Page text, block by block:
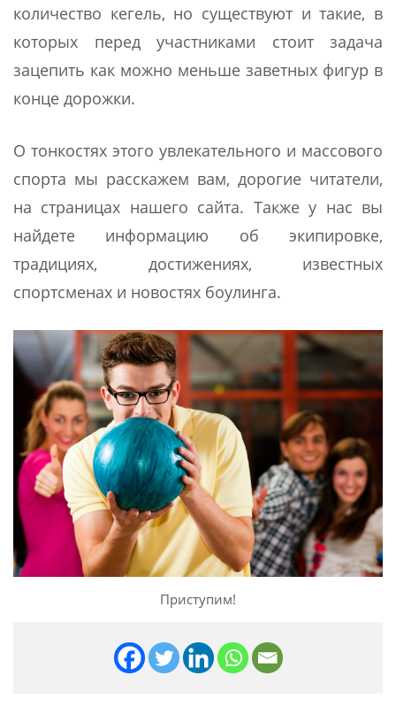
количество кегель, но существуют и такие, в
которых перед участниками стоит задача
зацепить как можно меньше заветных фигур в
конце дорожки.
О тонкостях этого увлекательного и массового
спорта мы расскажем вам, дорогие читатели,
на страницах нашего сайта. Также у нас вы
найдете информацию об экипировке,
традициях, достижениях, известных
спортсменах и новостях боулинга.
Приступим!